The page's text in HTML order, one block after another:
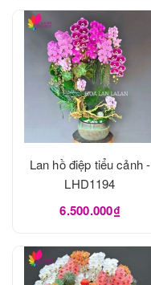
Lan hồ điệp tiểu cảnh -
LHD1194
6.500.000₫